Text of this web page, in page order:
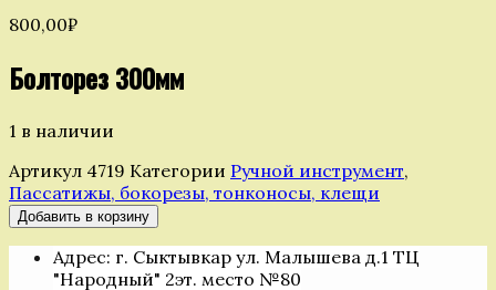
800,00₽
Болторез 300мм
1 в наличии
Артикул 4719 Категории Ручной инструмент,
Пассатижы, бокорезы, тонконосы, клещи
Количество
товара
Болторез
300мм
Добавить в корзину
Адрес: г. Сыктывкар ул. Малышева д.1 ТЦ
"Народный" 2эт. место №80